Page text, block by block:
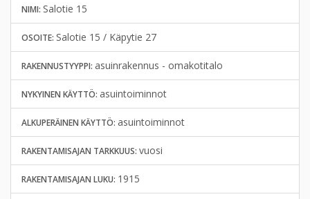
NIMI: Salotie 15
OSOITE: Salotie 15 / Käpytie 27
RAKENNUSTYYPPI: asuinrakennus - omakotitalo
NYKYINEN KÄYTTÖ: asuintoiminnot
ALKUPERÄINEN KÄYTTÖ: asuintoiminnot
RAKENTAMISAJAN TARKKUUS: vuosi
RAKENTAMISAJAN LUKU: 1915